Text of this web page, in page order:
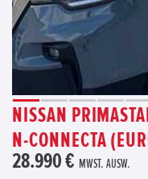
NISSAN
N-CONNECTA
28.990 € MWST. AUSW.